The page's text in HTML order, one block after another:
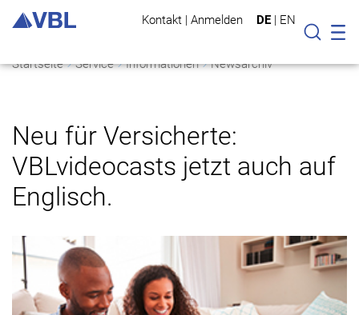
Kontakt | Anmelden DE | EN
Suche
Startseite Service Informationen Newsarchiv
Neu für Versicherte:
VBLvideocasts jetzt auch auf
Englisch.